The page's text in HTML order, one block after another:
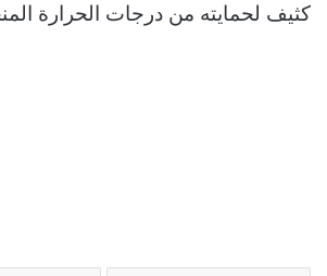
كثيف لحمايته من درجات الحرارة